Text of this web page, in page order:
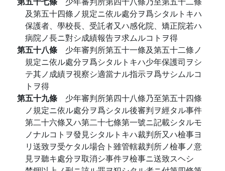
及第五十四條ノ規定ニ依ル處分ヲ爲シタルトキハ
保護者、學校長、受託者又ハ感化院、矯正院若ハ
病院ノ長ニ對シ成績報告ヲ求ムルコトヲ得
第五十八條 少年審判所第五十一條及第五十二條ノ
規定ニ依ル處分ヲ爲シタルトキハ少年保護司ヲシ
テ其ノ成績ヲ視察シ適當ナル指示ヲ爲サシムルコ
トヲ得
第五十九條 少年審判所第四十八條乃至第五十四條
ノ規定ニ依ル處分ヲ爲シタル後審判ヲ經タル事件
第二十六條又ハ第二十七條第一號ニ記載シタルモ
ノナルコトヲ發見シタルトキハ裁判所又ハ檢事ヨ
リ送致ヲ受ケタル場合ト雖管轄裁判所ノ檢事ノ意
見ヲ聽キ處分ヲ取消シ事件ヲ檢事ニ送致スヘシ